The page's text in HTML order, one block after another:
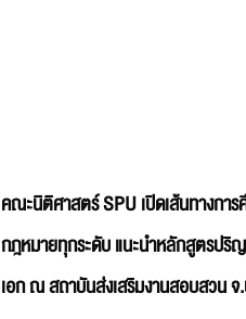
คณะนิติศาสตร์ SPU เปิดเส้นทางการ
กฎหมายทุกระดับ แนะนำหลักสูตรปริ
เอก ณ สถาบันส่งเสริมงานสอบสวน